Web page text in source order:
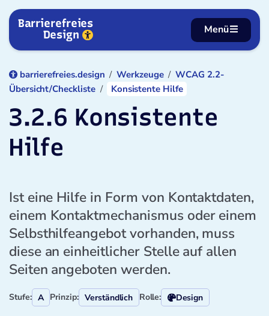
Zum Inhalt springen
Barrierefreies
Design
Menü
barrierefreies.design Werkzeuge
WCAG 2.2-
Übersicht/Checkliste
Konsistente Hilfe
3.2.6 Konsistente
Hilfe
Ist eine Hilfe in Form von Kontaktdaten,
einem Kontaktmechanismus oder einem
Selbsthilfeangebot vorhanden, muss
diese an einheitlicher Stelle auf allen
Seiten angeboten werden.
Stufe: A Prinzip: Verständlich Rolle: Design